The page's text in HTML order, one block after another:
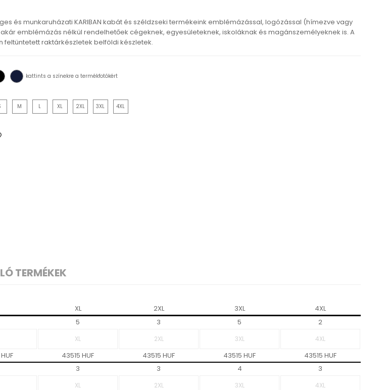
és munkaruházati KARIBAN kabát és széldzseki termékeink emblémázással, logózással (hímezve vagy
emblémázás nélkül rendelhetőek cégeknek, egyesületeknek, iskoláknak és magánszemélyeknek is. A
feltüntetett raktárkészletek belföldi készletek.
kattints a színekre a termékfotókért
M L XL 2XL 3XL 4XL
TERMÉKEK
XL 2XL 3XL 4XL
5 3 5
2
43515 HUF 43515 HUF 43515 HUF 43515 HUF
3 3 4
3